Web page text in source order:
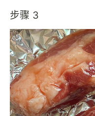
步骤 3